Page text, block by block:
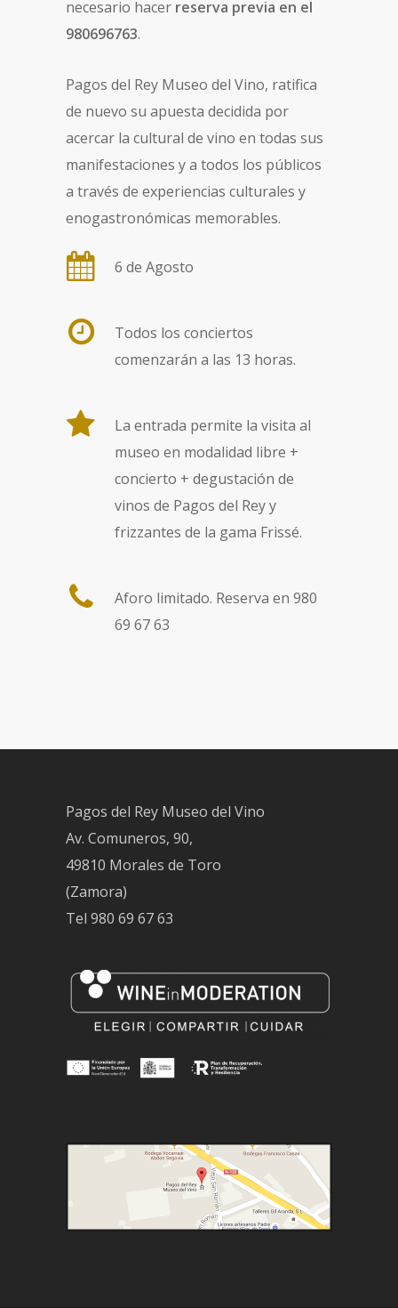
necesario hacer reserva previa en el
980696763.
Pagos del Rey Museo del Vino, ratifica
de nuevo su apuesta decidida por
acercar la cultural de vino en todas sus
manifestaciones y a todos los públicos
a través de experiencias culturales y
enogastronómicas memorables.
6 de Agosto
Todos los conciertos
comenzarán a las 13 horas.
La entrada permite la visita al
museo en modalidad libre +
concierto + degustación de
vinos de Pagos del Rey y
frizzantes de la gama Frissé.
Aforo limitado. Reserva en 980
69 67 63
Pagos del Rey Museo del Vino
Av. Comuneros, 90,
49810 Morales de Toro
(Zamora)
Tel 980 69 67 63